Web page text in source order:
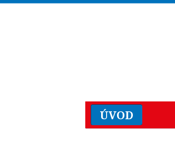
ÚVOD